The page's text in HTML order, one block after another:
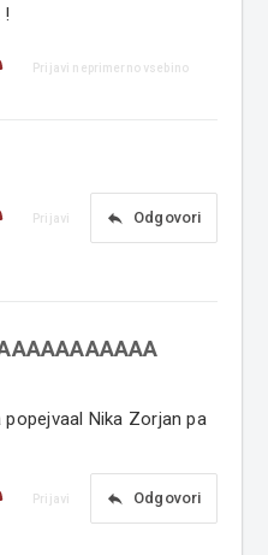
!
Prijavi neprimerno vsebino
reply Odgovori
Prijavi
Nika Zorjan pa
reply Odgovori
Prijavi